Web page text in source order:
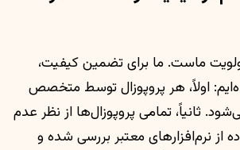
ماست. ما برای تضمین کیفیت،
اولاً، هر پروپوزال توسط متخصص
ثانیاً، تمامی پروپوزال‌ها از نظر عدم
از نرم‌افزارهای معتبر بررسی شده و